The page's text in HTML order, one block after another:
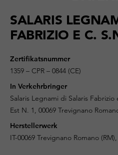
SALARIS
FABRIZIO E C.
Zertifikatsnummer
1359 – CPR – 0844 (CE)
In Verkehrbringer
Salaris Legnami di Salaris
Est N. 1, 00069 Trevignano
Herstellerwerk
IT-00069 Trevignano Romano